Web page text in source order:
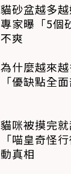
貓砂盆越多
專家曝「5個
不爽
為什麼越來
「優缺點全
貓咪被摸完
「喵皇奇怪
動真相